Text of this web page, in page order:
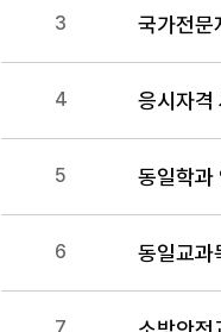
3 국가전문
4 응시자격
5 동일학과
6 동일교과